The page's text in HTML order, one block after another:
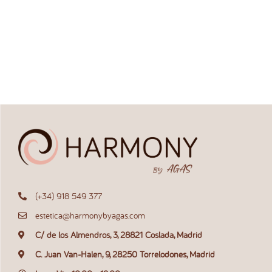
(+34) 918 549 377
estetica@harmonybyagas.com
C/ de los Almendros, 3, 28821 Coslada, Madrid
C. Juan Van-Halen, 9, 28250 Torrelodones, Madrid